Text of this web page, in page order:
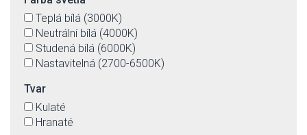
Teplá bílá (3000K)
Neutrální bílá (4000K)
Studená bílá (6000K)
Nastavitelná (2700-6500K)
Tvar
Kulaté
Hranaté